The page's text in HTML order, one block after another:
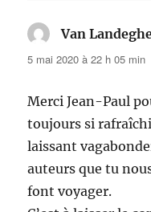
Van
5 mai 2020 à 22 h 05 min
Merci Jean-Paul
toujours si
laissant
auteurs que tu
font voyager.